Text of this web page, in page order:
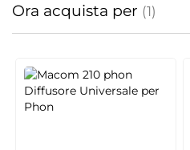
Ora acquista per